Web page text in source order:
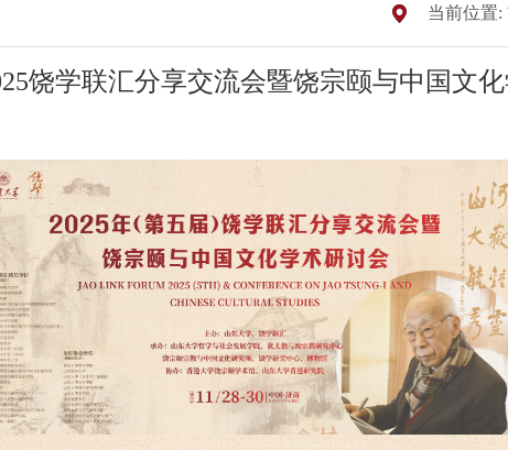
当前位置:
饶学联汇分享交流会暨饶宗颐与中国文